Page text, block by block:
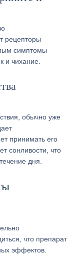
рецепторы
симптомы
и чихание.
обычно уже
принимать его
сонливости, что
дня.
что препарат
эффектов.